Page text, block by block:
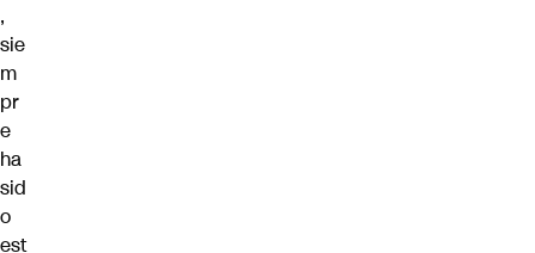
,
sie
m
pr
e
ha
sid
o
est